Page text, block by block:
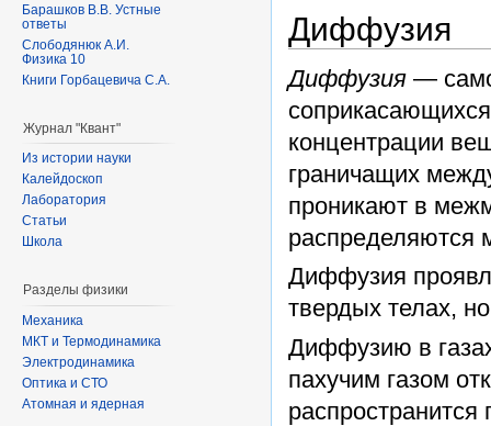
Диффузия
Диффузия —
концентрации
граничащих
проникают в
распределяются
Диффузия
твердых телах,
Диффузию в
пахучим газом
Барашков В.В. Устные
ответы
Слободянюк А.И.
Физика 10
Книги Горбацевича С.А.
Журнал "Квант"
Из истории науки
Калейдоскоп
Лаборатория
Статьи
Школа
Разделы физики
Механика
МКТ и Термодинамика
Электродинамика
Оптика и СТО
Атомная и ядерная